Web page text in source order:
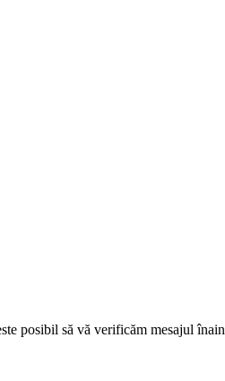
posibil să vă verificăm mesajul